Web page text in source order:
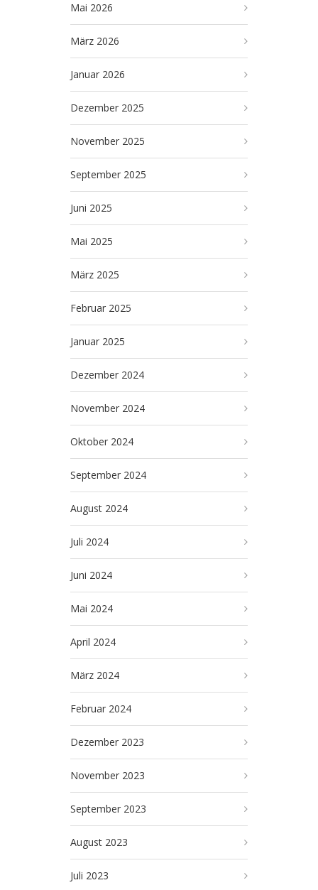
Mai 2026
März 2026
Januar 2026
Dezember 2025
November 2025
September 2025
Juni 2025
Mai 2025
März 2025
Februar 2025
Januar 2025
Dezember 2024
November 2024
Oktober 2024
September 2024
August 2024
Juli 2024
Juni 2024
Mai 2024
April 2024
März 2024
Februar 2024
Dezember 2023
November 2023
September 2023
August 2023
Juli 2023